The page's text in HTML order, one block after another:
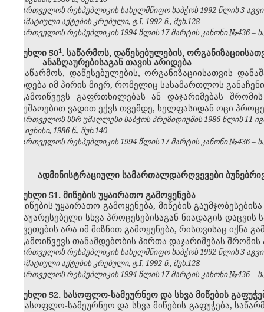
საქართველოს რესპუბლიკის სახელმწიფო საბჭოს 1992 წლის 3
ნორმატიული აქტების კრებული, ტ.I, 1992 წ., მუხ.128
საქართველოს რესპუბლიკის 1994 წლის 17 მარტის კანონი №436 –
მუხლი 50​1. საწარმოს, დაწესებულების,
ანაზღაურებისაგან თავის არიდება
საწარმოს, დაწესებულების, ორგანიზაციისათვის
არიდება იმ პირის მიერ, რომელიც სასამართლოს
გამოიწვევს გაფრთხილებას ან დაჯარიმებას
სამუშაოებით ვადით ექვს თვემდე, ხელფასიდან ოცი
საქართველოს სსრ უმაღლესი საბჭოს პრეზიდიუმის 1986 წლის 11
№6, ივნისი, 1986 წ., მუხ.140
საქართველოს რესპუბლიკის 1994 წლის 17 მარტის კანონი №436 –
ადმინისტრაციული სამართალდარღვევები
მუხლი 51. მიწების უყაირათო გამოყენება
მიწების უყაირათო გამოყენება, მიწების
გამაუარესებელი სხვა პროცესებისაგან ნიადაგის
ნაკვეთების არა იმ მიზნით გამოყენება, რისთვისაც იქნა
გამოიწვევს თანამდებობის პირთა დაჯარიმებას
საქართველოს რესპუბლიკის სახელმწიფო საბჭოს 1992 წლის 3
ნორმატიული აქტების კრებული, ტ.I, 1992 წ., მუხ.128
საქართველოს რესპუბლიკის 1994 წლის 17 მარტის კანონი №436 –
მუხლი 52. სასოფლო-სამეურნეო და სხვა მიწების
სასოფლო-სამეურნეო და სხვა მიწების გაფუჭება,